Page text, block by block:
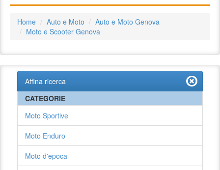
Home Auto e Moto
Auto e Moto Genova
Moto e Scooter Genova
Affina ricerca
CATEGORIE
Moto Sportive
Moto Enduro
Moto d'epoca